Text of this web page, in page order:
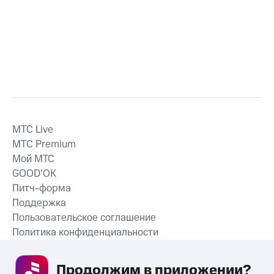
СКАЧАТЬ ПРИЛОЖЕНИЕ
MTС Live
MTС Premium
Мой МТС
GOOD’OK
Питч-форма
Поддержка
Пользовательское соглашение
Политика конфиденциальности